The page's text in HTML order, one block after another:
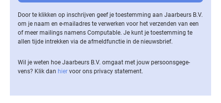
Door te klikken op inschrijven geef je toestemming aan Jaarbeurs B.V.
om je naam en e-mailadres te verwerken voor het verzenden van een
of meer mailings namens Computable. Je kunt je toestemming te
allen tijde intrekken via de af­meld­func­tie in de nieuwsbrief.
Wil je weten hoe Jaarbeurs B.V. omgaat met jouw per­soons­ge­ge­
vens? Klik dan hier voor ons privacy statement.